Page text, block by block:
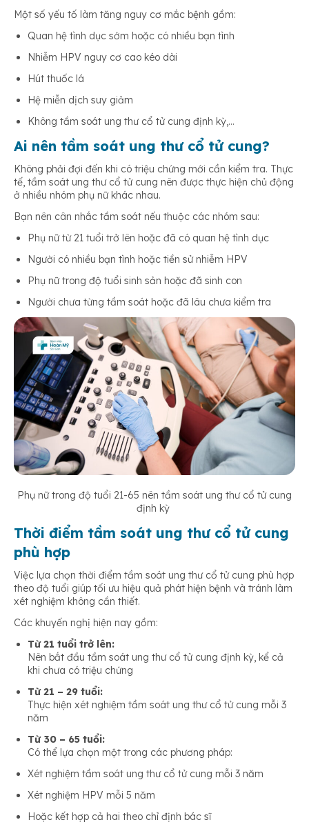
Một số yếu tố làm tăng nguy cơ mắc bệnh gồm:
Quan hệ tình dục sớm hoặc có nhiều bạn tình
Nhiễm HPV nguy cơ cao kéo dài
Hút thuốc lá
Hệ miễn dịch suy giảm
Không tầm soát ung thư cổ tử cung định kỳ,…
Ai nên tầm soát ung thư cổ tử cung?
Không phải đợi đến khi có triệu chứng mới cần kiểm tra. Thực
tế, tầm soát ung thư cổ tử cung nên được thực hiện chủ động
ở nhiều nhóm phụ nữ khác nhau.
Bạn nên cân nhắc tầm soát nếu thuộc các nhóm sau:
Phụ nữ từ 21 tuổi trở lên hoặc đã có quan hệ tình dục
Người có nhiều bạn tình hoặc tiền sử nhiễm HPV
Phụ nữ trong độ tuổi sinh sản hoặc đã sinh con
Người chưa từng tầm soát hoặc đã lâu chưa kiểm tra
Phụ nữ trong độ tuổi 21-65 nên tầm soát ung thư cổ tử cung
định kỳ
Thời điểm tầm soát ung thư cổ tử cung
phù hợp
Việc lựa chọn thời điểm tầm soát ung thư cổ tử cung phù hợp
theo độ tuổi giúp tối ưu hiệu quả phát hiện bệnh và tránh làm
xét nghiệm không cần thiết.
Các khuyến nghị hiện nay gồm:
Từ 21 tuổi trở lên:
Nên bắt đầu tầm soát ung thư cổ tử cung định kỳ, kể cả
khi chưa có triệu chứng
Từ 21 – 29 tuổi:
Thực hiện xét nghiệm tầm soát ung thư cổ tử cung mỗi 3
năm
Từ 30 – 65 tuổi:
Có thể lựa chọn một trong các phương pháp:
Xét nghiệm tầm soát ung thư cổ tử cung mỗi 3 năm
Xét nghiệm HPV mỗi 5 năm
Hoặc kết hợp cả hai theo chỉ định bác sĩ